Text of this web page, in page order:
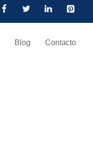
Blog Contacto